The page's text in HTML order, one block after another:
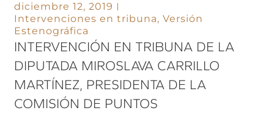
diciembre 12, 2019
Intervenciones en tribuna,Versión
Estenográfica
INTERVENCIÓN EN TRIBUNA DE LA
DIPUTADA MIROSLAVA CARRILLO
MARTÍNEZ, PRESIDENTA DE LA
COMISIÓN DE PUNTOS